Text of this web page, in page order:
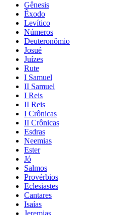
Gênesis
Êxodo
Levítico
Números
Deuteronômio
Josué
Juízes
Rute
I Samuel
II Samuel
I Reis
II Reis
I Crônicas
II Crônicas
Esdras
Neemias
Ester
Jó
Salmos
Provérbios
Eclesiastes
Cantares
Isaías
Jeremias